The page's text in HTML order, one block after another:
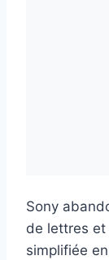
Sony
de lettres et
simplifiée